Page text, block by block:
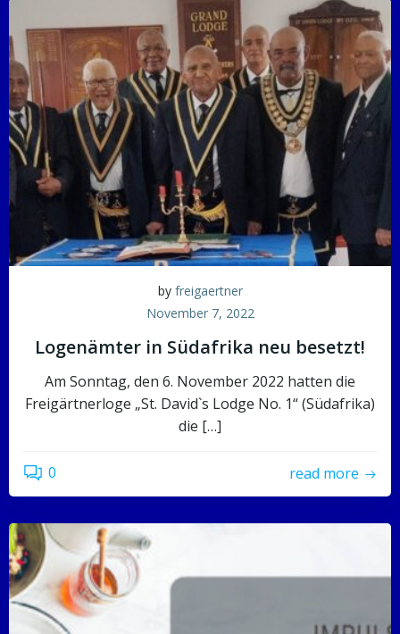
by freigaertner
November 7, 2022
Logenämter in Südafrika neu besetzt!
Am Sonntag, den 6. November 2022 hatten die
Freigärtnerloge „St. David`s Lodge No. 1“ (Südafrika)
die […]
0 read more